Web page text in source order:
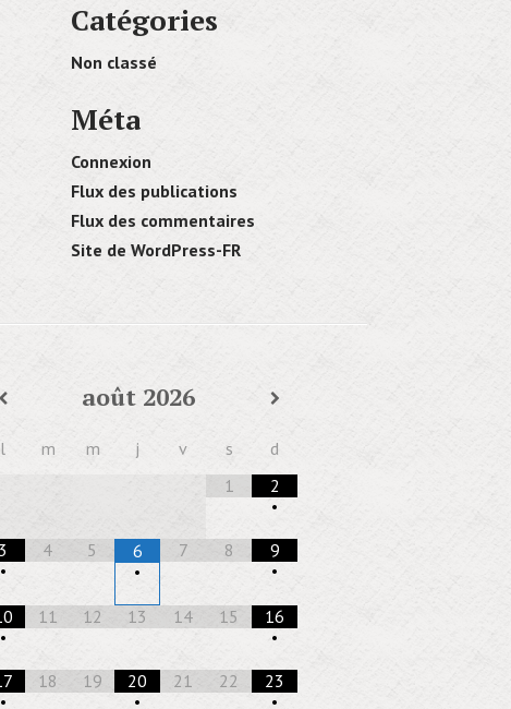
Catégories
Non classé
Méta
Connexion
Flux des publications
Flux des commentaires
Site de WordPress-FR
août 2026
l m m j v s
d
1
2
•
3
•
4 5
6
•
7 8
9
•
•
11 12 13 14 15
16
•
•
18 19
20
•
21 22
23
•